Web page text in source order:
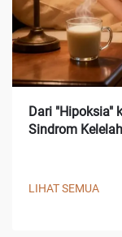
Dari "Hipoksia"
Sindrom
LIHAT SEMUA